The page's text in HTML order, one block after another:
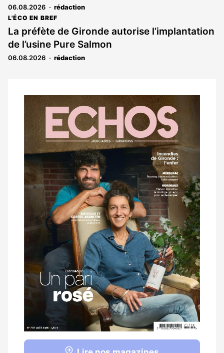
06.08.2026 rédaction
L'ÉCO EN BREF
La préfète de Gironde autorise l’implantation
de l’usine Pure Salmon
06.08.2026 rédaction
Notre
dernier
magazine